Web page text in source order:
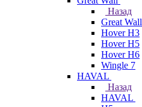
Назад
Great Wall
Hover H3
Hover H5
Hover H6
Wingle 7
HAVAL
Назад
HAVAL